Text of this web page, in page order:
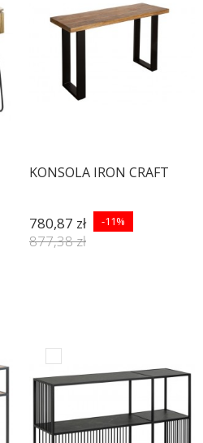
KONSOLA IRON CRAFT
780,87 zł -11%
877,38 zł